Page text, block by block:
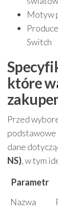
Motyw
Switch
które
Przed
podstawowe
dane
NS), w tym
Parametr
Nazwa